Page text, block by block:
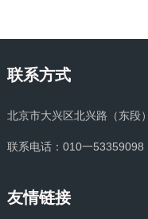
联系方式
北京市大兴区北兴路（东段
联系电话：010一53359098
友情链接